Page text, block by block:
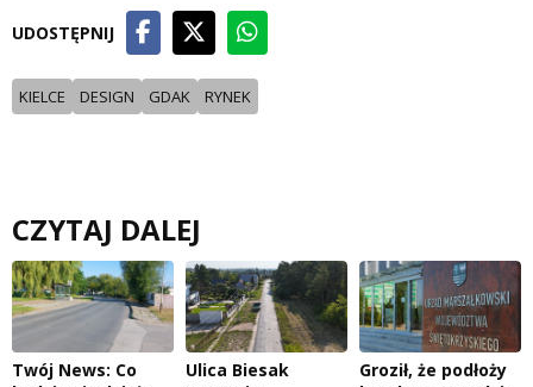
UDOSTĘPNIJ
KIELCE DESIGN GDAK RYNEK
CZYTAJ DALEJ
Twój News: Co
Ulica Biesak
Groził, że podłoży